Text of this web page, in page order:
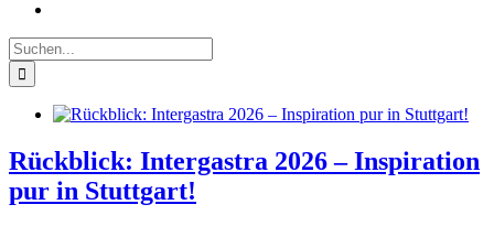
Suche
nach:
Rückblick: Intergastra 2026 – Inspiration
pur in Stuttgart!